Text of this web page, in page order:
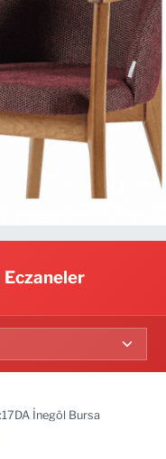
İnegöl Bursa